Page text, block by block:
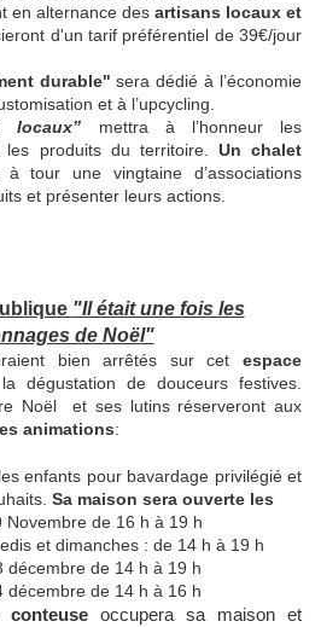
en alternance des artisans locaux et
d'un tarif préférentiel de 39€/jour
durable" seradédié à l’économie
et à l’upcycling.
locaux” mettra à l’honneur les
produits du territoire. Un chalet
tour une vingtaine d’associations
et présenter leurs actions.
"Il était une fois les
de Noël"
bien arrêtés sur cet espace
dégustation de douceurs festives.
Noël et ses lutins réserveront aux
animations:
enfants pour bavardage privilégié et
Sa maison sera ouverte les
Novembre de 16 h à 19 h
et dimanches : de 14 h à 19 h
décembre de 14 h à 19 h
décembre de 14 h à 16 h
conteuseoccupera sa maison et